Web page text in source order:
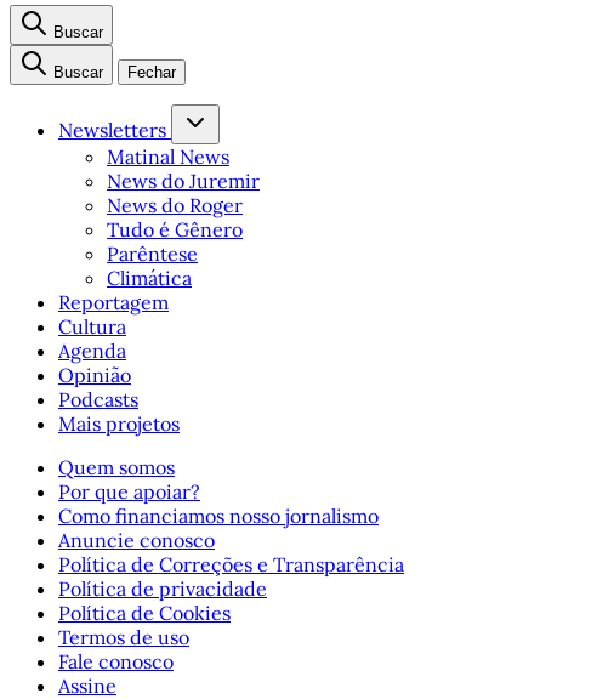
Buscar
Buscar Fechar
Newsletters
Matinal News
News do Juremir
News do Roger
Tudo é Gênero
Parêntese
Climática
Reportagem
Cultura
Agenda
Opinião
Podcasts
Mais projetos
Quem somos
Por que apoiar?
Como financiamos nosso jornalismo
Anuncie conosco
Política de Correções e Transparência
Política de privacidade
Política de Cookies
Termos de uso
Fale conosco
Assine